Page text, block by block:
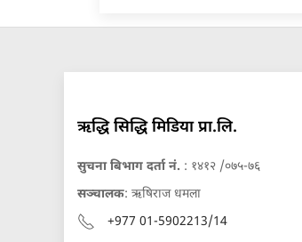
ऋद्धि सिद्धि मिडिया प्रा.लि.
सुचना बिभाग दर्ता नं. : १४१२ /०७५-७६
सञ्चालक: ऋषिराज धमला
+977 01-5902213/14